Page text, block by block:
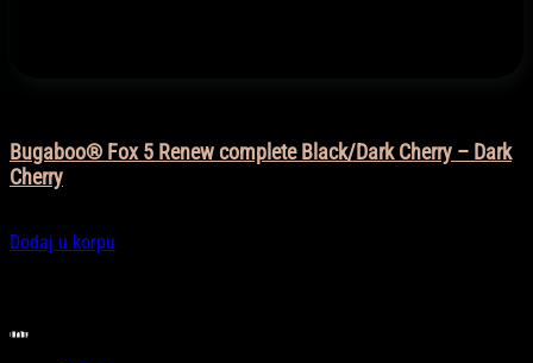
Bugaboo® Fox 5 Renew complete Black/Dark Cherry – Dark
Cherry
Dodaj u korpu
Informacije